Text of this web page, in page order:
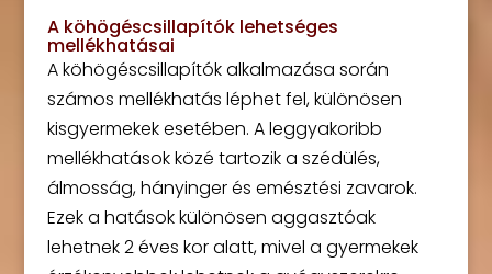
A köhögéscsillapítók lehetséges
mellékhatásai
A köhögéscsillapítók alkalmazása során
számos mellékhatás léphet fel, különösen
kisgyermekek esetében. A leggyakoribb
mellékhatások közé tartozik a szédülés,
álmosság, hányinger és emésztési zavarok.
Ezek a hatások különösen aggasztóak
lehetnek 2 éves kor alatt, mivel a gyermekek